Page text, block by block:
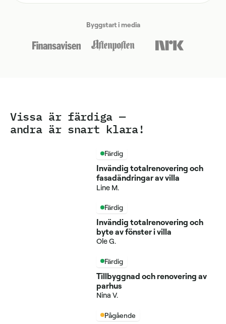
Byggstart i media
Vissa är färdiga —
andra är snart klara!
Färdig
Invändig totalrenovering och
fasadändringar av villa
Line M.
Färdig
Invändig totalrenovering och
byte av fönster i villa
Ole G.
Färdig
Tillbyggnad och renovering av
parhus
Nina V.
Pågående